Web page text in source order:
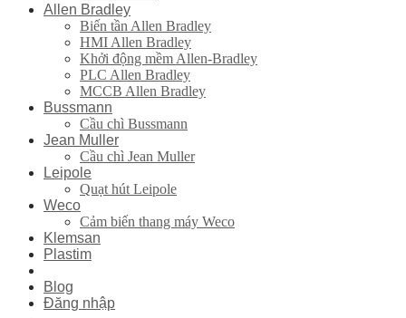
Allen Bradley
Biến tần Allen Bradley
HMI Allen Bradley
Khởi động mềm Allen-Bradley
PLC Allen Bradley
MCCB Allen Bradley
Bussmann
Cầu chì Bussmann
Jean Muller
Cầu chì Jean Muller
Leipole
Quạt hút Leipole
Weco
Cảm biến thang máy Weco
Klemsan
Plastim
Blog
Đăng nhập